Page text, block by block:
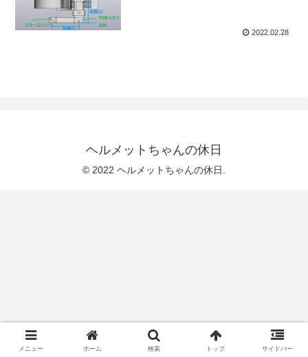
2022.02.28
ヘルメットちゃんの休日
© 2022 ヘルメットちゃんの休日.
メニュー ホーム 検索 トップ サイドバー